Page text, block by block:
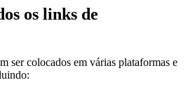
os links de
ser colocados em várias plataformas e